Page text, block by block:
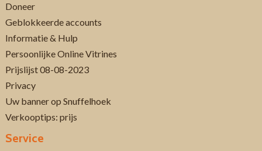
Doneer
Geblokkeerde accounts
Informatie & Hulp
Persoonlijke Online Vitrines
Prijslijst 08-08-2023
Privacy
Uw banner op Snuffelhoek
Verkooptips: prijs
Service